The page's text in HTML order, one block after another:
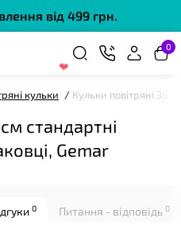
від 499 грн.
0
кульки Кульки повітряні 30
стандартні
Gemar
0 Питання - відповідь 0
❤